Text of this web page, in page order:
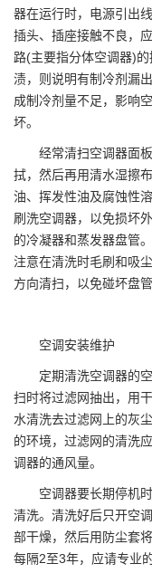
器在运行时，电源引出
插头、插座接触不良，
路(主要指分体空调器)
渍，则说明有制冷剂漏
成制冷剂量不足，影响
坏。
经常清扫空调器面板
拭，然后再用清水湿擦
油、挥发性油及腐蚀性
刷洗空调器，以免损坏
的冷凝器和蒸发器盘管
注意在清洗时毛刷和吸
方向清扫，以免碰坏盘管
空调安装维护
定期清洗空调器的空
扫时将过滤网抽出，用
水清洗去过滤网上的灰
的环境，过滤网的清洗
调器的通风量。
空调器要长期停机时(
清洗。清洗好后只开空
部干燥，然后用防尘套
每隔2至3年，应请专业